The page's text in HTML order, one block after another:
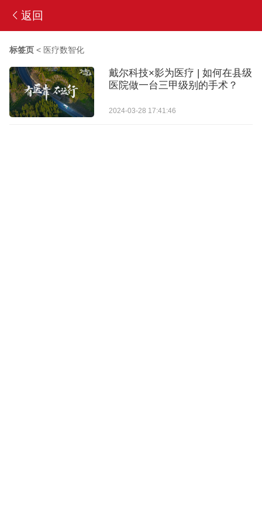
返回
标签页< 医疗数智化
戴尔科技×影为医疗 | 如何在县级
医院做一台三甲级别的手术？
2024-03-28 17:41:46